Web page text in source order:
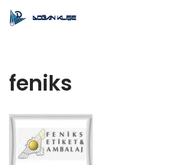
feniks